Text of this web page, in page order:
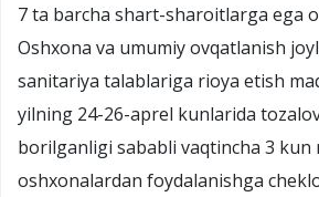
7 ta barcha shart-sharoitlarga ega
Oshxona va umumiy ovqatlanish
sanitariya talablariga rioya etish
yilning 24-26-aprel kunlarida
borilganligi sababli vaqtincha 3 kun
oshxonalardan foydalanishga